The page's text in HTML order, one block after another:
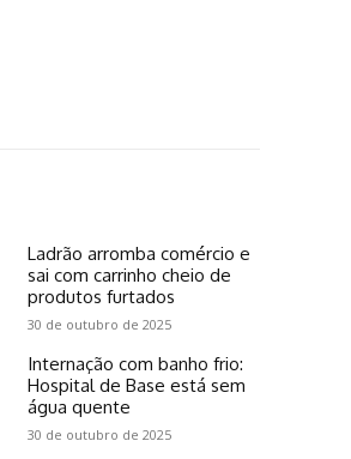
Ladrão arromba comércio e
sai com carrinho cheio de
produtos furtados
30 de outubro de 2025
Internação com banho frio:
Hospital de Base está sem
água quente
30 de outubro de 2025